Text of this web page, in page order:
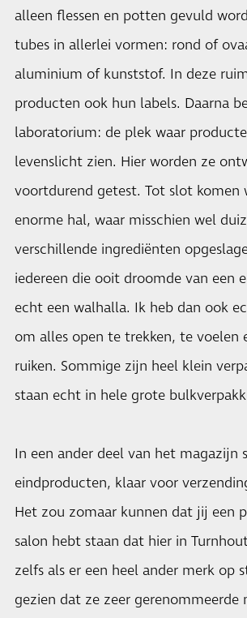
alleen flessen en potten gevuld
tubes in allerlei vormen: rond of
aluminium of kunststof. In deze
producten ook hun labels. Daarna
laboratorium: de plek waar
levenslicht zien. Hier worden ze
voortdurend getest. Tot slot komen
enorme hal, waar misschien wel
verschillende ingrediënten
iedereen die ooit droomde van een
echt een walhalla. Ik heb dan ook
om alles open te trekken, te voelen
ruiken. Sommige zijn heel klein
staan echt in hele grote
In een ander deel van het magazijn
eindproducten, klaar voor
Het zou zomaar kunnen dat jij een
salon hebt staan dat hier in
zelfs als er een heel ander merk op
gezien dat ze zeer gerenommeerde